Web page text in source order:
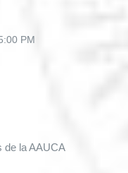
PM
de la AAUCA